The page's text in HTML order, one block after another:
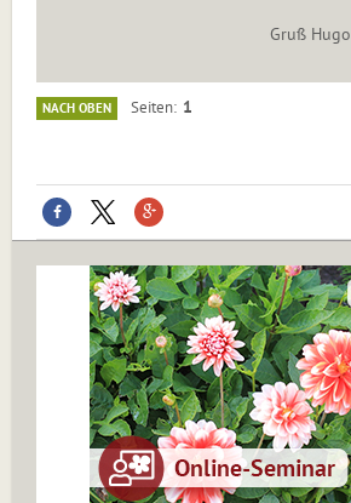
Gruß Hugo
NACH OBEN Seiten 1